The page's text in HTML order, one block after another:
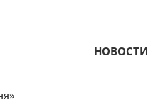
НОВОСТИ